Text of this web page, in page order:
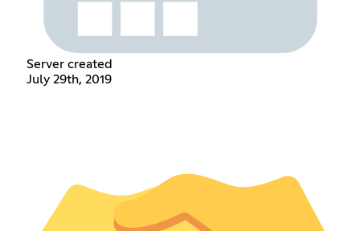
Server created
July 29th, 2019